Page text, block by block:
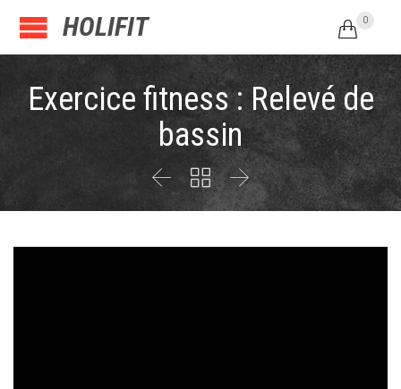
HOLIFIT  0
Exercice fitness : Relevé de
bassin
  